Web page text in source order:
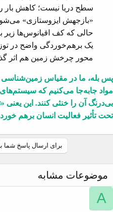
سطح دریا نیست؛ کاهش بار
«بازجهش ایزوستازی»
حالی که کف اقیانوس‌ها زیر
یک برهم‌خوردگی واضح در
محور چرخش زمین هم اثر
پس بله، ما در مقیاس زمین‌شناسی و
مواد جابه‌جا می‌کنیم که سیستم‌های
بی‌درنگ آن را خنثی کنند. این یعنی
تحت تأثیر فعالیت انسان برهم
برای ارسال پاسخ شما
موضوعات مشابه
A